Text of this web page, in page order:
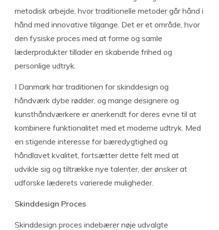
metodisk arbejde, hvor traditionelle metoder går hånd i
hånd med innovative tilgange. Det er et område, hvor
den fysiske proces med at forme og samle
læderprodukter tillader en skabende frihed og
personlige udtryk.
I Danmark har traditionen for skinddesign og
håndværk dybe rødder, og mange designere og
kunsthåndværkere er anerkendt for deres evne til at
kombinere funktionalitet med et moderne udtryk. Med
en stigende interesse for bæredygtighed og
håndlavet kvalitet, fortsætter dette felt med at
udvikle sig og tiltrække nye talenter, der ønsker at
udforske læderets varierede muligheder.
Skinddesign Proces
Skinddesign proces indebærer nøje udvalgte